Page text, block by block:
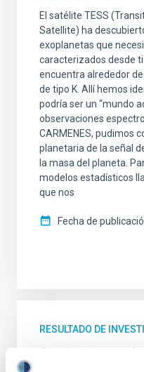
El satélite TESS
Satellite) ha
exoplanetas que
caracterizados desde
encuentra alrededor
de tipo K. Allí hemos
podría ser un “mundo
observaciones
CARMENES, pudimos
planetaria de la señal
la masa del planeta.
modelos estadísticos
que nos
Fecha de
RESULTADO DE
Circuitos